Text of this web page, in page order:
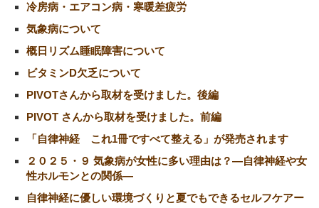
冷房病・エアコン病・寒暖差疲労
気象病について
概日リズム睡眠障害について
ビタミンD欠乏について
PIVOTさんから取材を受けました。後編
PIVOT さんから取材を受けました。前編
「自律神経 これ1冊ですべて整える」が発売されます
２０２５・９ 気象病が女性に多い理由は？―自律神経や女
性ホルモンとの関係―
自律神経に優しい環境づくりと夏でもできるセルフケアー